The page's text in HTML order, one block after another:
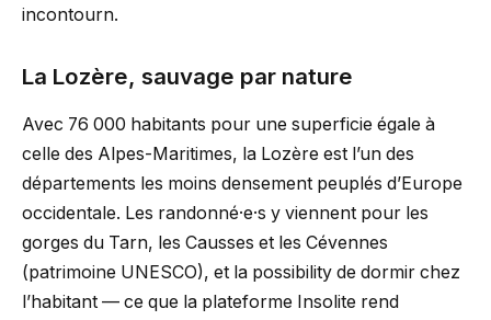
incontourn.
La Lozère, sauvage par nature
Avec 76 000 habitants pour une superficie égale à
celle des Alpes-Maritimes, la Lozère est l’un des
départements les moins densement peuplés d’Europe
occidentale. Les randonné·e·s y viennent pour les
gorges du Tarn, les Causses et les Cévennes
(patrimoine UNESCO), et la possibility de dormir chez
l’habitant — ce que la plateforme Insolite rend